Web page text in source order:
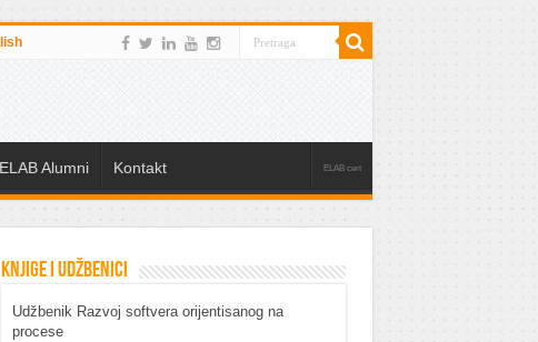
ELAB Alumni Kontakt ELAB cert
Knjige i udžbenici
Udžbenik Razvoj softvera orijentisanog na
procese